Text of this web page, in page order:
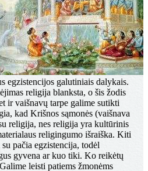
egzistencijos galutiniais dalykais.
religija blanksta, o šis žodis
ir vaišnavų tarpe galime sutikti
kad Krišnos sąmonės (vaišnava
religija, nes religija yra kultūrinis
religingumo išraiška. Kiti
pačia egzistencija, todėl
gyvena ar kuo tiki. Ko reikėtų
leisti patiems žmonėms